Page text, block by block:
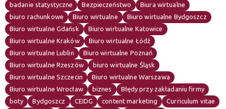
badanie statystyczne
Bezpieczeństwo
Biura wirtualne
biuro rachunkowe
Biuro wirtualne
Biuro wirtualne Bydgoszcz
Biuro wirtualne Gdańsk
Biuro wirtualne Katowice
Biuro wirtualne Kraków
Biuro wirtualne Łódź
Biuro wirtualne Lublin
Biuro wirtualne Poznań
Biuro wirtualne Rzeszów
biuro wirtualne Śląsk
Biuro wirtualne Szczecin
Biuro wirtualne Warszawa
Biuro wirtualne Wrocław
biznes
Błędy przy zakładaniu firmy
boty
Bydgoszcz CEIDG content marketing
Curriculum vitae